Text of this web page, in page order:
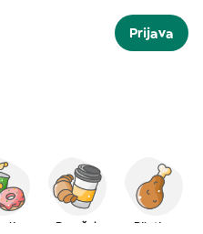
Prijava
Doručak Piletina